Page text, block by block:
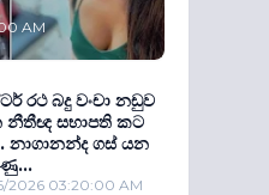
AM
රථ බදු වංචා නඩුව
නීතීඥ සභාපති කට
නාගානන්ද ගස් යන
2026 03:20:00 AM